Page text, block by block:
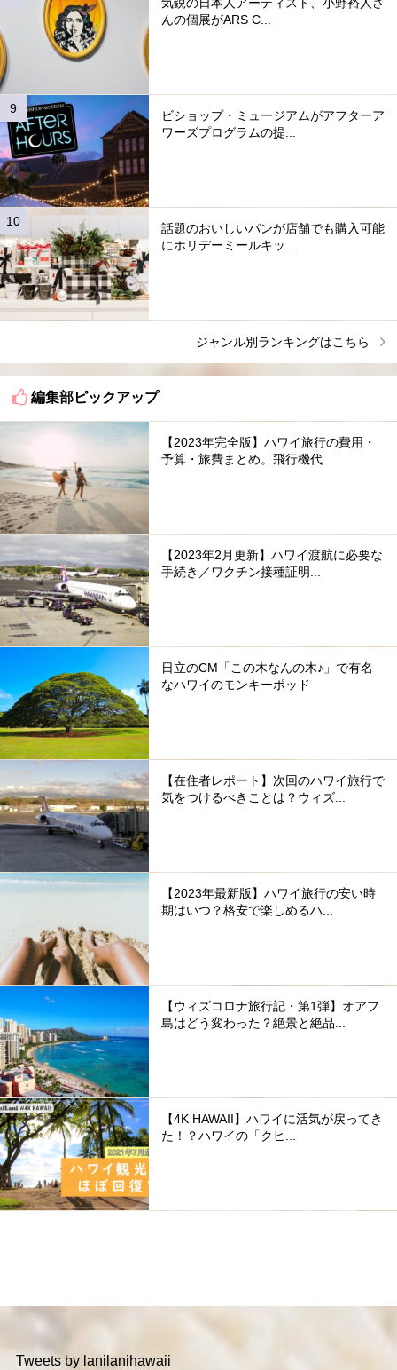
気鋭の日本人アーティスト、小野裕人さ
んの個展がARS C...
ビショップ・ミュージアムがアフターア
ワーズプログラムの提...
話題のおいしいパンが店舗でも購入可能
にホリデーミールキッ...
ジャンル別ランキングはこちら
編集部ピックアップ
【2023年完全版】ハワイ旅行の費用・
予算・旅費まとめ。飛行機代...
【2023年2月更新】ハワイ渡航に必要な
手続き／ワクチン接種証明...
日立のCM「この木なんの木♪」で有名
なハワイのモンキーポッド
【在住者レポート】次回のハワイ旅行で
気をつけるべきことは？ウィズ...
【2023年最新版】ハワイ旅行の安い時
期はいつ？格安で楽しめるハ...
【ウィズコロナ旅行記・第1弾】オアフ
島はどう変わった？絶景と絶品...
【4K HAWAII】ハワイに活気が戻ってき
た！？ハワイの「クヒ...
Tweets by lanilanihawaii